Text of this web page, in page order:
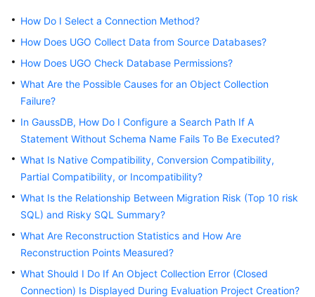
Overview
Getting
Started
User
Best
Practices
Security
Paper
API
Reference
How Do I Select a Connection Method?
How Does UGO Collect Data from Source Databases?
How Does UGO Check Database Permissions?
What Are the Possible Causes for an Object Collection
Failure?
In GaussDB, How Do I Configure a Search Path If A
Statement Without Schema Name Fails To Be Executed?
What Is Native Compatibility, Conversion Compatibility,
Partial Compatibility, or Incompatibility?
What Is the Relationship Between Migration Risk (Top 10 risk
SQL) and Risky SQL Summary?
What Are Reconstruction Statistics and How Are
Reconstruction Points Measured?
What Should I Do If An Object Collection Error (Closed
Connection) Is Displayed During Evaluation Project Creation?